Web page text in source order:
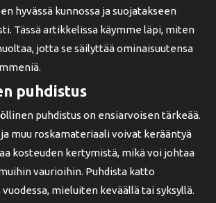
hyvässä kunnossa ja suojatakseen
Tässä artikkelissa käymme läpi, miten
jotta se säilyttää ominaisuutensa
puhdistus
puhdistus on ensiarvoisen tärkeää.
muu roskamateriaali voivat kerääntyä
kosteuden kertymistä, mikä voi johtaa
vaurioihin. Puhdista katto
mieluiten keväällä tai syksyllä.